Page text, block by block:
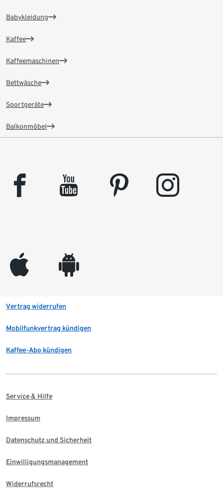
Babykleidung
Kaffee
Kaffeemaschinen
Bettwäsche
Sportgeräte
Balkonmöbel
facebook youtube pinterest instagram
appleinc android
Vertrag widerrufen
Mobilfunkvertrag kündigen
Kaffee-Abo kündigen
Service & Hilfe
Impressum
Datenschutz und Sicherheit
Einwilligungsmanagement
Widerrufsrecht